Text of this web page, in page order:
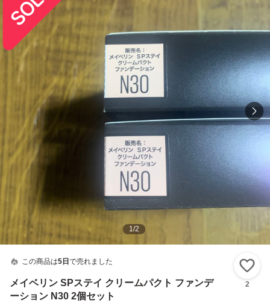
1/2
この商品は5日 で売れました
メイベリン SPステイ クリームパクト ファンデ
ーション N30 2個セット
2